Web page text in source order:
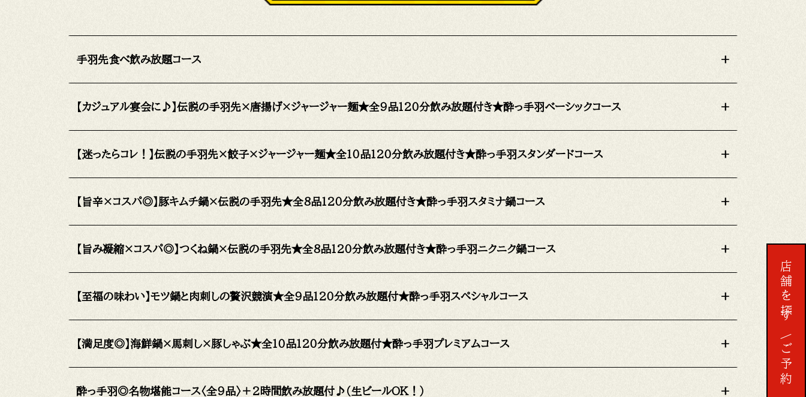
予約する
手羽先食べ飲み放題コース +
【カジュアル宴会に♪】伝説の手羽先×唐揚げ×ジャージャー麺★全9品120分飲み放題付き★酔っ手羽ベーシックコース +
【迷ったらコレ！】伝説の手羽先×餃子×ジャージャー麺★全10品120分飲み放題付き★酔っ手羽スタンダードコース +
【旨辛×コスパ◎】豚キムチ鍋×伝説の手羽先★全8品120分飲み放題付き★酔っ手羽スタミナ鍋コース +
【旨み凝縮×コスパ◎】つくね鍋×伝説の手羽先★全8品120分飲み放題付き★酔っ手羽ニクニク鍋コース +
【至福の味わい】モツ鍋と肉刺しの贅沢競演★全9品120分飲み放題付★酔っ手羽スペシャルコース +
【満足度◎】海鮮鍋×馬刺し×豚しゃぶ★全10品120分飲み放題付★酔っ手羽プレミアムコース +
酔っ手羽◎名物堪能コース〈全9品〉＋2時間飲み放題付♪（生ビールOK！） +
店舗を探す
ご予約